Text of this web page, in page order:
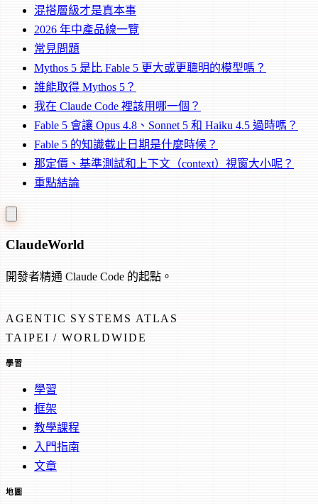
混搭層級才是真本事
2026 年中產品線一覽
常見問題
Mythos 5 是比 Fable 5 更大或更聰明的模型嗎？
誰能取得 Mythos 5？
我在 Claude Code 裡該用哪一個？
Fable 5 會讓 Opus 4.8、Sonnet 5 和 Haiku 4.5 過時嗎？
Fable 5 的知識截止日期是什麼時候？
那定價、基準測試和上下文（context）視窗大小呢？
重點結論
ClaudeWorld
開發者精通 Claude Code 的起點。
AGENTIC SYSTEMS ATLAS
TAIPEI / WORLDWIDE
學習
學習
框架
教學課程
入門指南
文章
地圖